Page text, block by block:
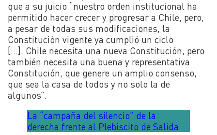
que a su juicio “nuestro orden institucional ha
permitido hacer crecer y progresar a Chile, pero,
a pesar de todas sus modificaciones, la
Constitución vigente ya cumplió un ciclo
[…]. Chile necesita una nueva Constitución, pero
también necesita una buena y representativa
Constitución, que genere un amplio consenso,
que sea la casa de todos y no solo la de
algunos”.
La “campaña del silencio” de la
derecha frente al Plebiscito de Salida